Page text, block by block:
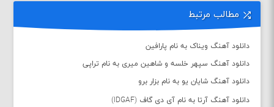
مطالب مرتبط
دانلود آهنگ ویناک به نام پارافین
دانلود آهنگ سپهر خلسه و شاهین میری به نام تراپی
دانلود آهنگ شایان یو به نام بزار برو
دانلود آهنگ آرتا به نام آی دی گاف (IDGAF)